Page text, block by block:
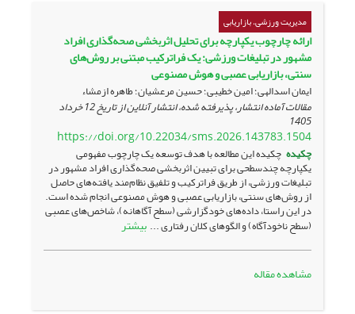
مدیریت ورزشی، بازاریابی
ارائه چارچوب یکپارچه برای تحلیل اثربخشی صحه‌گذاری افراد
مشهور در تبلیغات ورزشی: یک فراترکیب مبتنی بر روش‌های
سنتی، بازاریابی عصبی و هوش مصنوعی
ایمان اسدالهی؛ امین خطیبی؛ حسین مرعشیان؛ طاهره ازمشاء
مقالات آماده انتشار، پذیرفته شده، انتشار آنلاین از تاریخ 12 خرداد
1405
https://doi.org/10.22034/sms.2026.143783.1504
چکیده چکیده این مطالعه با هدف توسعه یک چارچوب مفهومی
یکپارچه چندسطحی برای تبیین اثربخشی صحه‌گذاری افراد مشهور در
تبلیغات ورزشی، از طریق فراترکیب و تلفیق نظام‌مند یافته‌های حاصل
از روش‌های سنتی، بازاریابی عصبی و هوش مصنوعی انجام شده است.
در این راستا، داده‌های خودگزارشی (سطح آگاهانه)، شاخص‌های عصبی
(سطح ناخودآگاه) و الگوهای کلان رفتاری ... بیشتر
مشاهده مقاله